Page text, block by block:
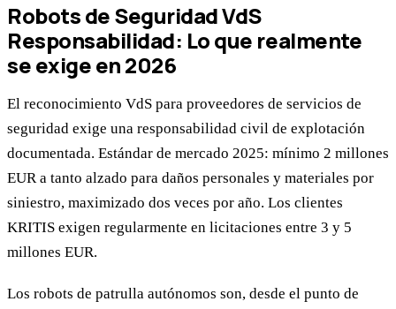
Robots de Seguridad VdS
Responsabilidad: Lo que realmente
se exige en 2026
El reconocimiento VdS para proveedores de servicios de
seguridad exige una responsabilidad civil de explotación
documentada. Estándar de mercado 2025: mínimo 2 millones
EUR a tanto alzado para daños personales y materiales por
siniestro, maximizado dos veces por año. Los clientes
KRITIS exigen regularmente en licitaciones entre 3 y 5
millones EUR.
Los robots de patrulla autónomos son, desde el punto de